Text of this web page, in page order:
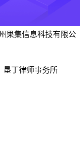
果集信息科技有限公
垦丁律师事务所